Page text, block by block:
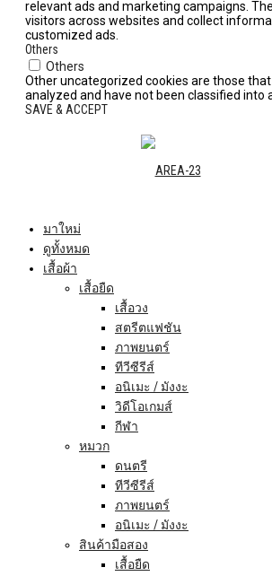
relevant ads and marketing campaigns.
visitors across websites and collect
customized ads.
Others
Others
Other uncategorized cookies are those
analyzed and have not been classified into
SAVE & ACCEPT
มาใหม่
ดูทั้งหมด
เสื้อผ้า
เสื้อยืด
เสื้อวง
สตรีตแฟชัน
ภาพยนตร์
ทีวีซีรีส์
อนิเมะ / มังงะ
วิดีโอเกมส์
กีฬา
หมวก
ดนตรี
ทีวีซีรีส์
ภาพยนตร์
อนิเมะ / มังงะ
สินค้ามือสอง
เสื้อยืด